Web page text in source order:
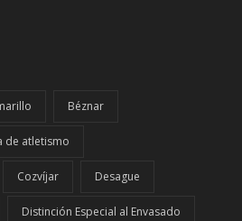
Béznar
de atletismo
Cozvíjar Desague
Distinción Especial al Envasado